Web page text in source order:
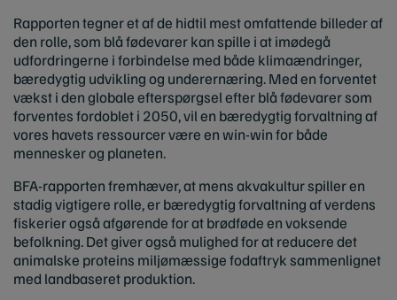
Rapporten tegner et af de hidtil mest omfattende billeder af
den rolle, som blå fødevarer kan spille i at imødegå
udfordringerne i forbindelse med både klimaændringer,
bæredygtig udvikling og underernæring. Med en forventet
vækst i den globale efterspørgsel efter blå fødevarer som
forventes fordoblet i 2050, vil en bæredygtig forvaltning af
vores havets ressourcer være en win-win for både
mennesker og planeten.
BFA-rapporten fremhæver, at mens akvakultur spiller en
stadig vigtigere rolle, er bæredygtig forvaltning af verdens
fiskerier også afgørende for at brødføde en voksende
befolkning. Det giver også mulighed for at reducere det
animalske proteins miljømæssige fodaftryk sammenlignet
med landbaseret produktion.